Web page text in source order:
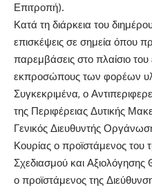
Επιτροπή).
Κατά τη διάρκεια του
επισκέψεις σε σημεία όπου
παρεμβάσεις στο πλαίσιο
εκπροσώπους των φορέων
Συγκεκριμένα, ο
της Περιφέρειας Δυτικής
Γενικός Διευθυντής
Κουρίας ο προϊστάμενος του
Σχεδιασμού και
ο προϊστάμενος της